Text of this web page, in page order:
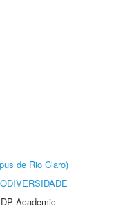
de Rio Claro)
Academic